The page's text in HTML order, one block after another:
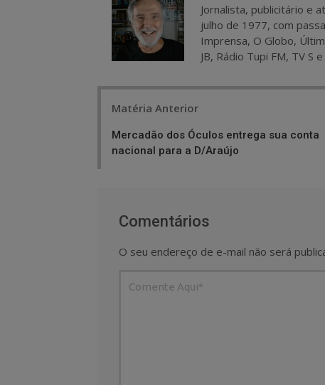
Jornalista, publicitário e
julho de 1977, com
Imprensa, O Globo,
JB, Rádio Tupi FM, TV S e
Matéria Anterior
Mercadão dos Óculos entrega sua conta
nacional para a D/Araújo
Comentários
O seu endereço de e-mail não será